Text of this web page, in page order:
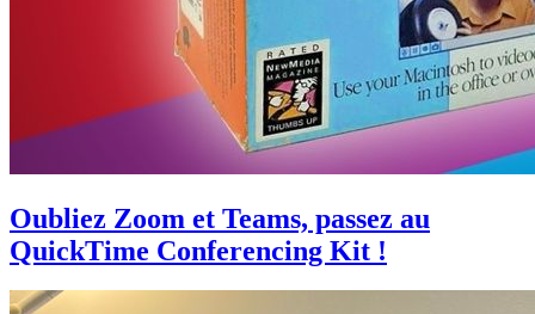
Oubliez Zoom et Teams, passez au
QuickTime Conferencing Kit !